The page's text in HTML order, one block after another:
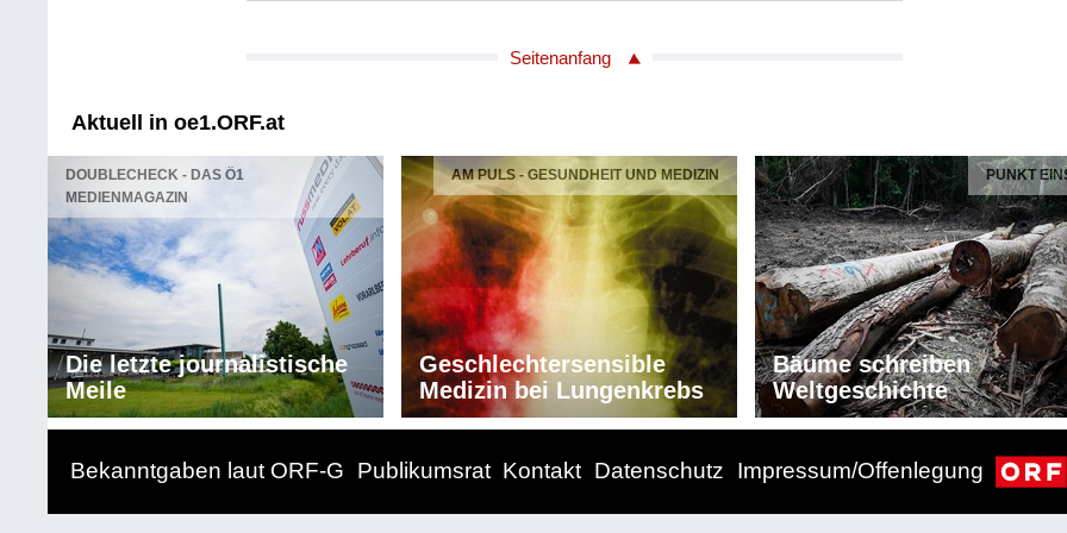
Komponist/Komponistin: Gene De Paul
Solist/Solistin: Liam Noble, Klavier
Länge: 05:40 min
Label: Manus
Komponist/Komponistin: Duke Ellington
Textdichter/Textdichterin, Textquelle: Irving Gordon
Titel: Prelude to a Kiss
Solist/Solistin: Heidi Vogel, Stimme
Solist/Solistin: Liam Noble, Klavier
Solist/Solistin: Jiri Slavik, Kontrabass
Länge: 09:15 min
Label: Manus
Komponist/Komponistin: Bernice Petkere
Seitenanfang
Aktuell in oe1.ORF.at
DOUBLECHECK - DAS Ö1
MEDIENMAGAZIN
Die letzte journalistische
Meile
AM PULS - GESUNDHEIT UND MEDIZIN
Geschlechtersensible
Medizin bei Lungenkrebs
PUNKT
Bäume schreiben
Weltgeschichte
Bekanntgaben laut ORF-G Publikumsrat Kontakt Datenschutz Impressum/Offenlegung